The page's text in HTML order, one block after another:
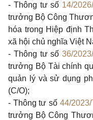
- Thông tư số 14/
trưởng Bộ Công
hóa trong Hiệp định
xã hội chủ nghĩa Việt
- Thông tư số 36/
trưởng Bộ Tài chính
quản lý và sử dụng
(C/O);
- Thông tư số 44/
trưởng Bộ Công